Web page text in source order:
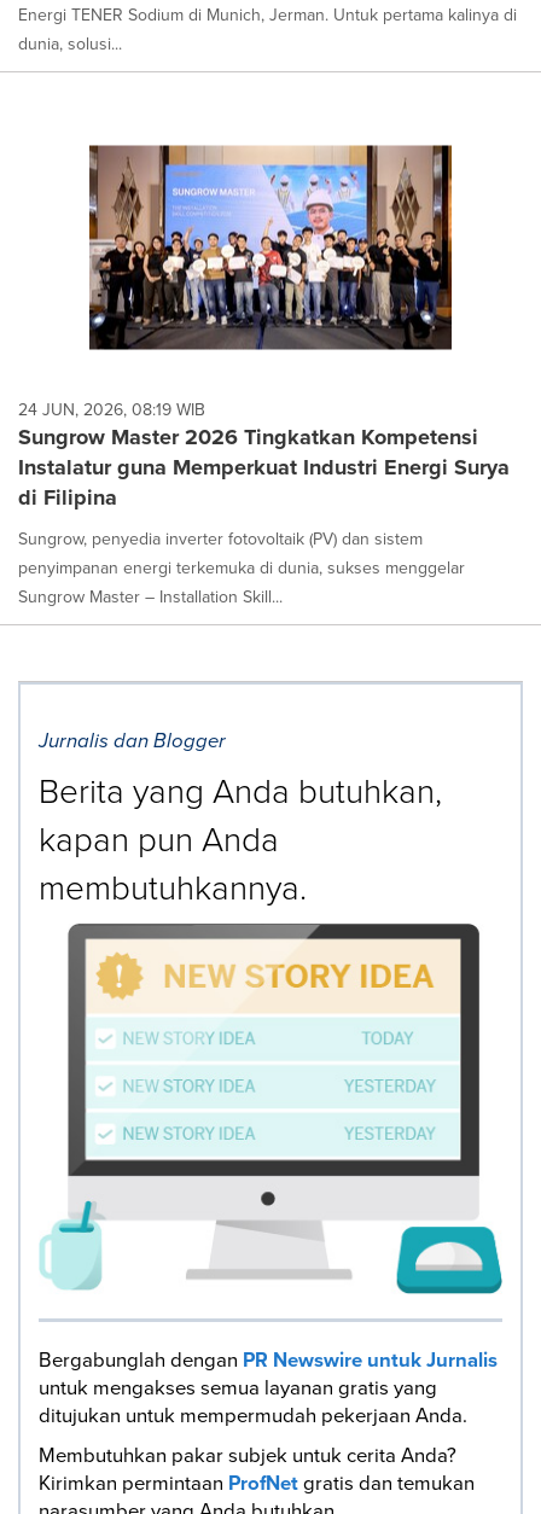
Energi TENER Sodium di Munich, Jerman. Untuk pertama kalinya di
dunia, solusi...
24 JUN, 2026, 08:19 WIB
Sungrow Master 2026 Tingkatkan Kompetensi
Instalatur guna Memperkuat Industri Energi Surya
di Filipina
Sungrow, penyedia inverter fotovoltaik (PV) dan sistem
penyimpanan energi terkemuka di dunia, sukses menggelar
Sungrow Master – Installation Skill...
Jurnalis dan Blogger
Berita yang Anda butuhkan,
kapan pun Anda
membutuhkannya.
Bergabunglah dengan PR Newswire untuk Jurnalis
untuk mengakses semua layanan gratis yang
ditujukan untuk mempermudah pekerjaan Anda.
Membutuhkan pakar subjek untuk cerita Anda?
Kirimkan permintaan ProfNetgratis dan temukan